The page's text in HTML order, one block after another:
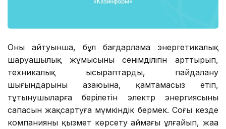
Оның айтуынша, бұл бағдарлама энергетикалық
шаруашылық жұмысының сенімділігін арттырып,
техникалық ысыраптардың, пайдалану
шығындарының азаюына, қамтамасыз етіп,
тұтынушыларға берілетін электр энергиясының
сапасын жақсартуға мүмкіндік бермек. Соңғы кезде
компанияның қызмет көрсету аймағы ұлғайып, жаңа